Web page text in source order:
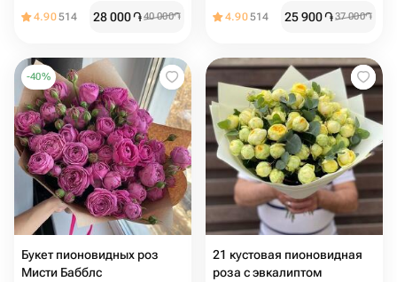
4.90514 28 000֏40 000֏ 4.90514 25 900֏37 000֏
-40%
Букет пионовидных роз
Мисти Бабблс
21 кустовая пионовидная
роза с эвкалиптом